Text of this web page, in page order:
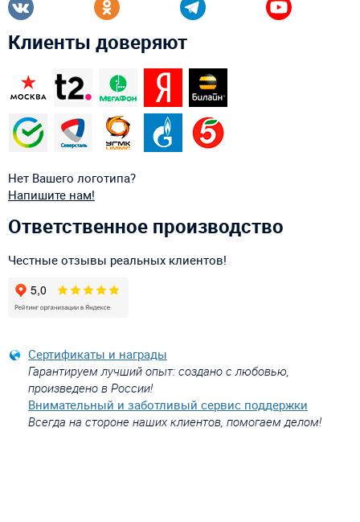
Клиенты доверяют
Нет Вашего логотипа?
Напишите нам!
Ответственное производство
Честные отзывы реальных клиентов!
Сертификаты и награды
Гарантируем лучший опыт: создано с любовью,
произведено в России!
Внимательный и заботливый сервис поддержки
Всегда на стороне наших клиентов, помогаем делом!